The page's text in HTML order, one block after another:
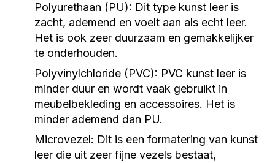
Polyurethaan (PU): Dit type kunst leer is
zacht, ademend en voelt aan als echt leer.
Het is ook zeer duurzaam en gemakkelijker
te onderhouden.
Polyvinylchloride (PVC): PVC kunst leer is
minder duur en wordt vaak gebruikt in
meubelbekleding en accessoires. Het is
minder ademend dan PU.
Microvezel: Dit is een formatering van kunst
leer die uit zeer fijne vezels bestaat,